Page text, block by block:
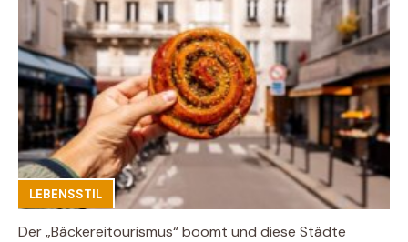
LEBENSSTIL
Der „Bäckereitourismus“ boomt und diese Städte